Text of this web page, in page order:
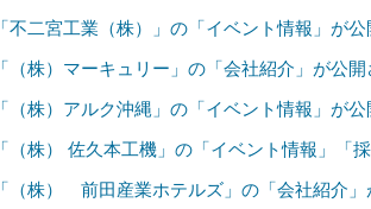
「不二宮工業（株）」の「イベント情報」が公
「（株）マーキュリー」の「会社紹介」が公開
「（株）アルク沖縄」の「イベント情報」が公
「（株） 佐久本工機」の「イベント情報」「
「（株） 前田産業ホテルズ」の「会社紹介」